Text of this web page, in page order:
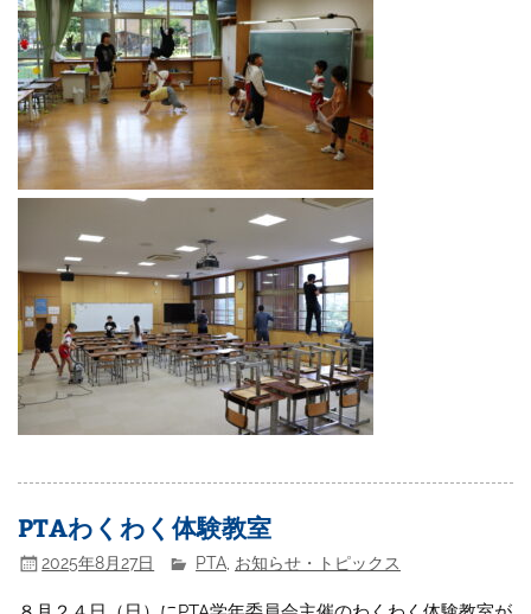
PTAわくわく体験教室
2025年8月27日 PTA お知らせ・トピックス